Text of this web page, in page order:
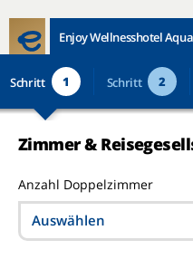
Enjoy Wellnesshotel
Schritt 1 Schritt 2
Zimmer &
Anzahl Doppelzimmer
Auswählen